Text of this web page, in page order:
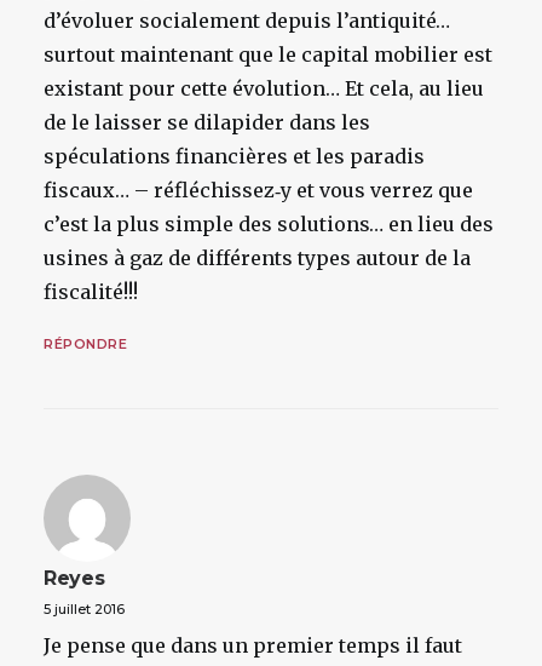
d’évoluer socialement depuis l’antiquité…
surtout maintenant que le capital mobilier est
existant pour cette évolution… Et cela, au lieu
de le laisser se dilapider dans les
spéculations financières et les paradis
fiscaux… – réfléchissez‑y et vous verrez que
c’est la plus simple des solutions… en lieu des
usines à gaz de différents types autour de la
fiscalité!!!
RÉPONDRE
Reyes
5 juillet 2016
Je pense que dans un premier temps il faut